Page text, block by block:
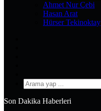
Ahmet Nur Çebi
Hasan Arat
Hürser Tekinoktay
Son Dakika Haberleri